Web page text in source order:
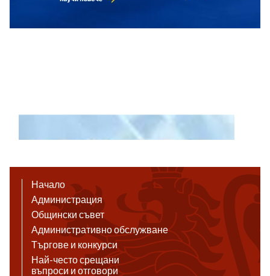
Начало
Администрация
Общински съвет
Административно обслужване
Търгове и конкурси
Най-често срещани
въпроси и отговори